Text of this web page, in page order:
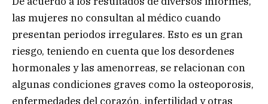
las mujeres no consultan al médico cuando
presentan periodos irregulares. Esto es un gran
riesgo, teniendo en cuenta que los desordenes
hormonales y las amenorreas, se relacionan con
algunas condiciones graves como la osteoporosis,
enfermedades del corazón, infertilidad y otras